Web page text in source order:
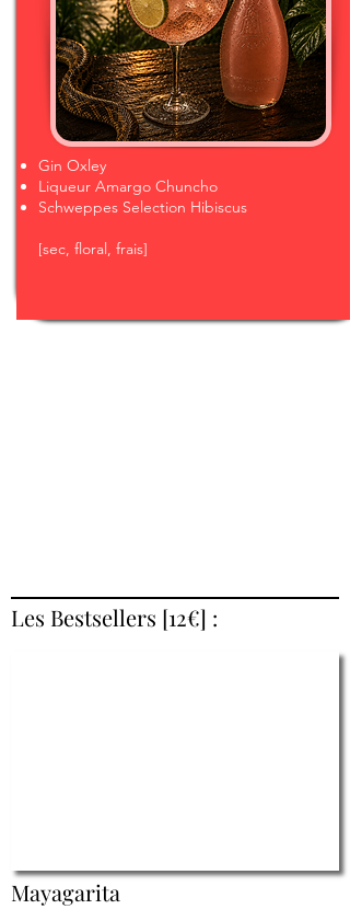
Gin Oxley
Liqueur Amargo Chuncho
Schweppes Selection Hibiscus
[sec, floral, frais]
Les Bestsellers [12€] :
Mayagarita